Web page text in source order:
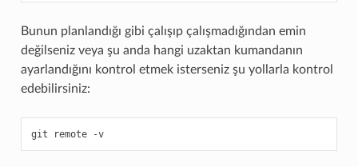
Bunun planlandığı gibi çalışıp çalışmadığından emin
değilseniz veya şu anda hangi uzaktan kumandanın
ayarlandığını kontrol etmek isterseniz şu yollarla kontrol
edebilirsiniz:
git remote -v